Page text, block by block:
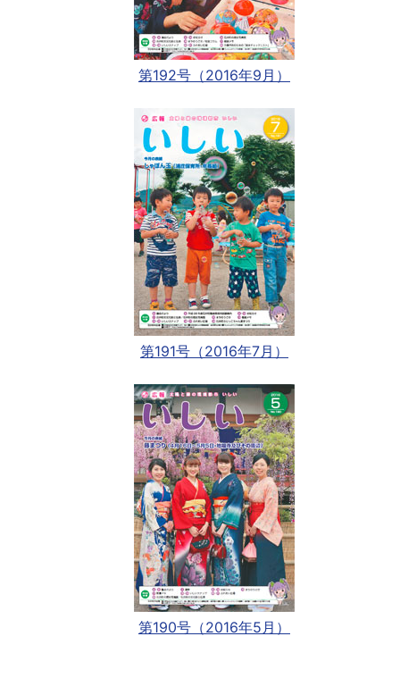
第192号（2016年9月）
第191号（2016年7月）
第190号（2016年5月）